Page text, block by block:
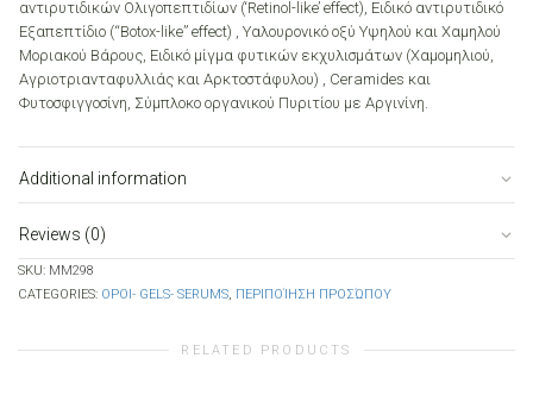
αντιρυτιδικών Ολιγοπεπτιδίων (‘Retinol-like’ effect), Ειδικό αντιρυτιδικό
Εξαπεπτίδιο (“Botox-like” effect) , Υαλουρονικό οξύ Υψηλού και Χαμηλού
Μοριακού Βάρους, Ειδικό μίγμα φυτικών εκχυλισμάτων (Χαμομηλιού,
Αγριοτριανταφυλλιάς και Αρκτοστάφυλου) , Ceramides και
Φυτοσφιγγοσίνη, Σύμπλοκο οργανικού Πυριτίου με Αργινίνη.
Additional information
Reviews (0)
SKU: MM298
CATEGORIES: ΟΡΟΙ- GELS- SERUMS, ΠΕΡΙΠΟΊΗΣΗ ΠΡΟΣΏΠΟΥ
RELATED PRODUCTS